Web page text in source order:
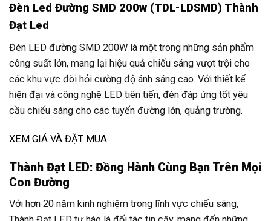
Đèn Led Đường SMD 200w (TDL-LDSMD) Thành
Đạt Led
Đèn LED đường SMD 200W là một trong những sản phẩm
công suất lớn, mang lại hiệu quả chiếu sáng vượt trội cho
các khu vực đòi hỏi cường độ ánh sáng cao. Với thiết kế
hiện đại và công nghệ LED tiên tiến, đèn đáp ứng tốt yêu
cầu chiếu sáng cho các tuyến đường lớn, quảng trường.
XEM GIÁ VÀ ĐẶT MUA
Thành Đạt LED: Đồng Hành Cùng Bạn Trên Mọi
Con Đường
Với hơn 20 năm kinh nghiệm trong lĩnh vực chiếu sáng,